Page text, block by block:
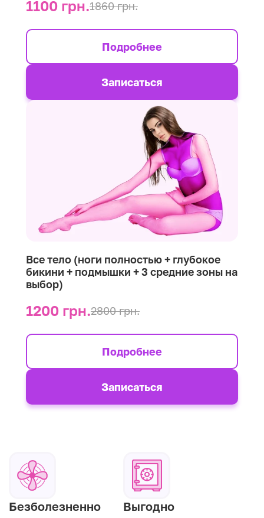
1100 грн.1860 грн.
Подробнее
Записаться
Все тело (ноги полностью + глубокое
бикини + подмышки + 3 средние зоны на
выбор)
1200 грн.2800 грн.
Подробнее
Записаться
Безболезненно Выгодно